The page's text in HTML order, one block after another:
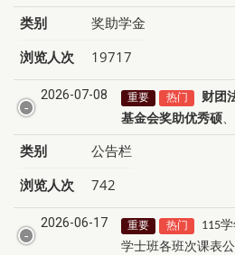
类别
奖助学金
浏览人次
19717
2026-07-08 重要 热门
财团
基金会奖助优秀硕 、
类别
公告栏
浏览人次
742
2026-06-17 重要 热门 115
学士班各班次课表